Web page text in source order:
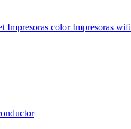
Impresoras colorImpresoras wifi